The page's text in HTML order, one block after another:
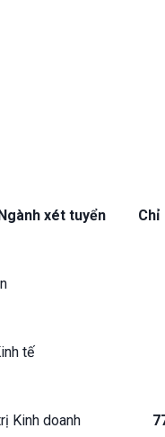
xét tuyển Chỉ
toán
Kinh tế
Kinh doanh